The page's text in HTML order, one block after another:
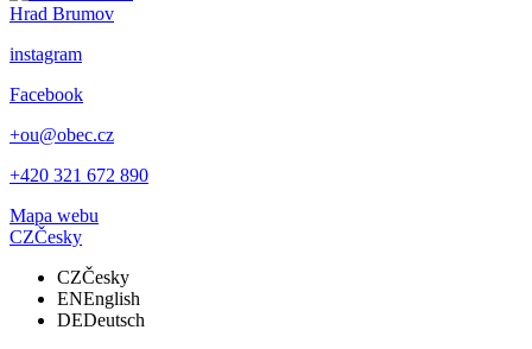
Hrad Brumov
instagram
Facebook
+ou@obec.cz
+420 321 672 890
Mapa webu
CZČesky
CZČesky
ENEnglish
DEDeutsch